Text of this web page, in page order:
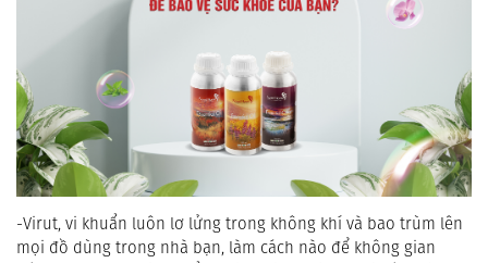
-Virut, vi khuẩn luôn lơ lửng trong không khí và bao trùm lên
mọi đồ dùng trong nhà bạn, làm cách nào để không gian